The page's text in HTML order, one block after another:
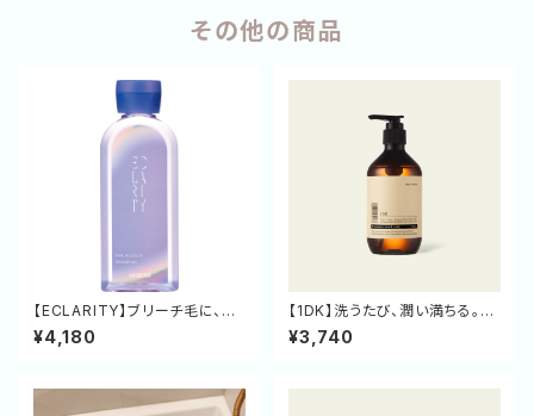
その他の商品
【ECLARITY】ブリーチ毛に、指
が通る喜びを。きしまず優しく洗
い、やわらかな髪へ導くフォーブ
¥4,180
【1DK】洗うたび、潤い満ちる。リ
ポソームセラミド配合の贅沢フ
レグランスハンドソープ
¥3,740